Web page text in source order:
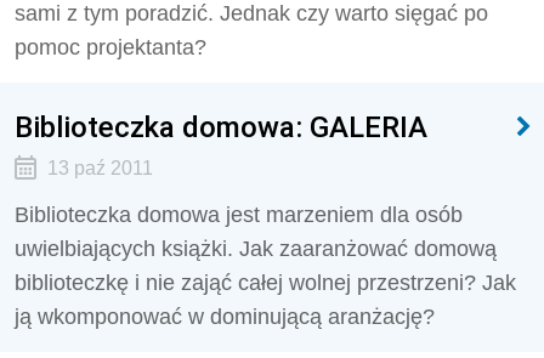
sami z tym poradzić. Jednak czy warto sięgać po
pomoc projektanta?
Biblioteczka domowa: GALERIA
13 paź 2011
Biblioteczka domowa jest marzeniem dla osób
uwielbiających książki. Jak zaaranżować domową
biblioteczkę i nie zająć całej wolnej przestrzeni? Jak
ją wkomponować w dominującą aranżację?